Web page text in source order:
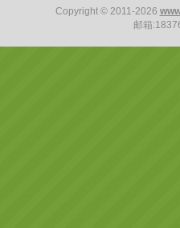
Copyright © 2011-2026
邮箱